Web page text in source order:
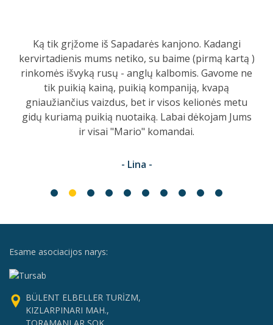
Ką tik grįžome iš Sapadarės kanjono. Kadangi
kervirtadienis mums netiko, su baime (pirmą kartą )
rinkomės išvyką rusų - anglų kalbomis. Gavome ne
tik puikią kainą, puikią kompaniją, kvapą
gniaužiančius vaizdus, bet ir visos kelionės metu
gidų kuriamą puikią nuotaiką. Labai dėkojam Jums
ir visai "Mario" komandai.
- Lina -
Esame asociacijos narys:
BÜLENT ELBELLER TURİZM,
KIZLARPINARI MAH.,